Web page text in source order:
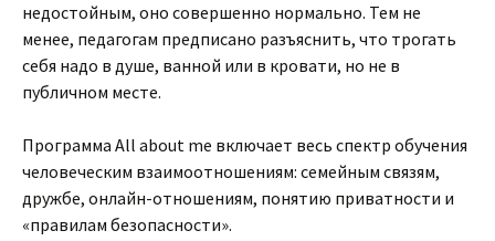
недостойным, оно совершенно нормально. Тем не
менее, педагогам предписано разъяснить, что трогать
себя надо в душе, ванной или в кровати, но не в
публичном месте.
Программа All about me включает весь спектр обучения
человеческим взаимоотношениям: семейным связям,
дружбе, онлайн-отношениям, понятию приватности и
«правилам безопасности».